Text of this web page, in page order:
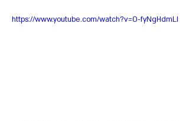
https://www.youtube.com/watch?v=O-fyNgHdmLI